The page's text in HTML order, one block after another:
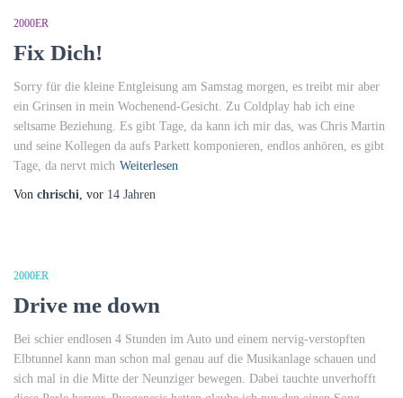
2000ER
Fix Dich!
Sorry für die kleine Entgleisung am Samstag morgen, es treibt mir aber
ein Grinsen in mein Wochenend-Gesicht. Zu Coldplay hab ich eine
seltsame Beziehung. Es gibt Tage, da kann ich mir das, was Chris Martin
und seine Kollegen da aufs Parkett komponieren, endlos anhören, es gibt
Tage, da nervt mich Weiterlesen
Von chrischi, vor 14 Jahren
2000ER
Drive me down
Bei schier endlosen 4 Stunden im Auto und einem nervig-verstopften
Elbtunnel kann man schon mal genau auf die Musikanlage schauen und
sich mal in die Mitte der Neunziger bewegen. Dabei tauchte unverhofft